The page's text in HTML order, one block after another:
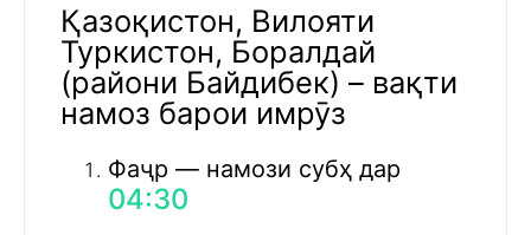
Қазоқистон, Вилояти
Туркистон, Боралдай
(райони Байдибек) – вақти
намоз барои имрӯз
Фаҷр — намози субҳ дар
04:30